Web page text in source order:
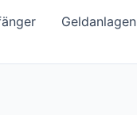
Geldanlagen